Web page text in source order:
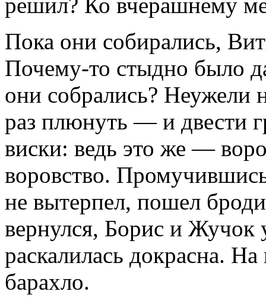
Пока они собирались,
Почему-то стыдно было
они собрались? Неужели
раз плюнуть — и двести
виски: ведь это же —
воровство.
не вытерпел, пошел
вернулся, Борис и
раскалилась докрасна.
барахло.